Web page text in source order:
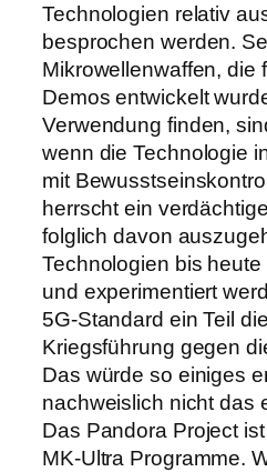
Technologien relativ
besprochen werden.
Mikrowellenwaffen, die
Demos entwickelt
Verwendung finden,
wenn die Technologie
mit
herrscht ein
folglich davon
Technologien bis
und experimentiert
5G-Standard ein Teil
Kriegsführung gegen
Das würde so einiges
nachweislich nicht das
Das Pandora Project
MK-Ultra Programme.